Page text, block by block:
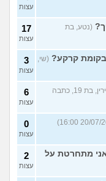
עצות
(נטע, בת
17
עצות
בקומת קרקע? (שי,
3
עצות
(ירין, בת 19, כתבה
6
עצות
0
עצות
מתחרטת על
2
עצות